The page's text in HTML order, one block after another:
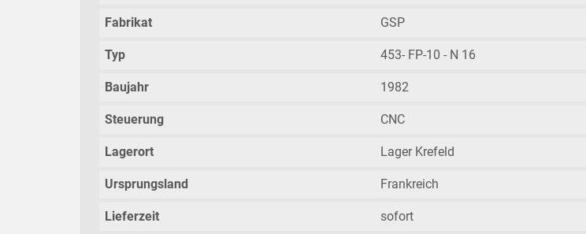
Fabrikat GSP
Typ 453- FP-10 - N 16
Baujahr 1982
Steuerung CNC
Lagerort Lager Krefeld
Ursprungsland Frankreich
Lieferzeit sofort